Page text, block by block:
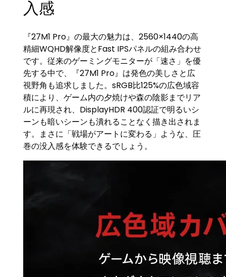
入感
『27M1 Pro』の最大の魅力は、2560×1440の高
精細WQHD解像度とFast IPSパネルの組み合わせ
です。従来のゲーミングモニターが「速さ」を優
先する中で、『27M1 Pro』は発色の美しさと広
視野角も追求しました。sRGB比125%の広色域容
積により、ゲーム内の夕焼けや森の陰影までリア
ルに再現され、DisplayHDR 400認証で明るいシ
ーンも暗いシーンも潰れることなく描き出されま
す。まさに「戦場がアートに変わる」ような、圧
巻の没入感を体験できるでしょう。